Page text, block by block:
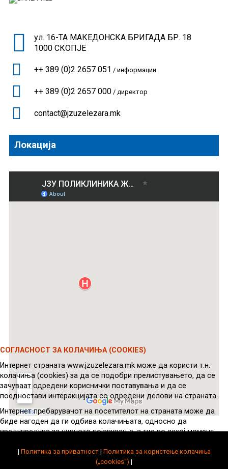
ул. 16-ТА МАКЕДОНСКА БРИГАДА БР. 18
1000 СКОПЈЕ
++ 389 (0)2 2657 051 / информации
++ 389 (0)2 2657 000/ директор
contact@jzuzelezara.mk
Локација
| Политика за приватност| Политика за користење колачиња
(„cookies“) |
СОГЛАСНОСТ ЗА КОЛАЧИЊА (COOKIES)
Интернет страната www.jzuzelezara.mk може да користи т.н.
колачиња (cookies) за да се подобри прелистувањето, да се
зачуваат одредени кориснички поставувања и да се
поедностави интеракцијата со одредени делови на страната.
Интернет пребарувачот на посетителот на страната може да
биде нагоден да ги одбива колачињата, односно да
предупредува за нивното појавување, а тие во секој момент
Во некои случаи, колачињата се потребни за правилно
функционирање на интернет страната.